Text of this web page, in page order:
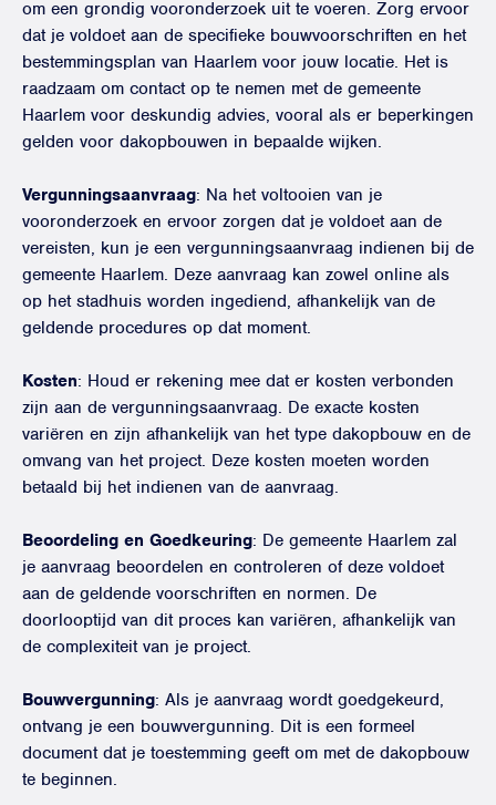
om een grondig vooronderzoek uit te voeren. Zorg ervoor
dat je voldoet aan de specifieke bouwvoorschriften en het
bestemmingsplan van Haarlem voor jouw locatie. Het is
raadzaam om contact op te nemen met de gemeente
Haarlem voor deskundig advies, vooral als er beperkingen
gelden voor dakopbouwen in bepaalde wijken.
Vergunningsaanvraag: Na het voltooien van je
vooronderzoek en ervoor zorgen dat je voldoet aan de
vereisten, kun je een vergunningsaanvraag indienen bij de
gemeente Haarlem. Deze aanvraag kan zowel online als
op het stadhuis worden ingediend, afhankelijk van de
geldende procedures op dat moment.
Kosten: Houd er rekening mee dat er kosten verbonden
zijn aan de vergunningsaanvraag. De exacte kosten
variëren en zijn afhankelijk van het type dakopbouw en de
omvang van het project. Deze kosten moeten worden
betaald bij het indienen van de aanvraag.
Beoordeling en Goedkeuring: De gemeente Haarlem zal
je aanvraag beoordelen en controleren of deze voldoet
aan de geldende voorschriften en normen. De
doorlooptijd van dit proces kan variëren, afhankelijk van
de complexiteit van je project.
Bouwvergunning: Als je aanvraag wordt goedgekeurd,
ontvang je een bouwvergunning. Dit is een formeel
document dat je toestemming geeft om met de dakopbouw
te beginnen.